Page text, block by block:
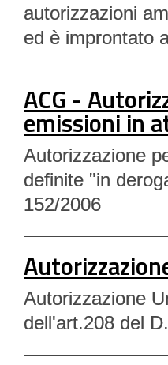
autorizzazioni
ed è improntato
ACG -
emissioni in
Autorizzazione
definite "in
152/2006
Autorizzazione
dell'art.208 del